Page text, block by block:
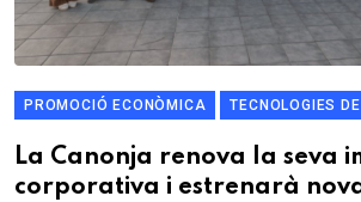
PROMOCIÓ ECONÒMICA TECNOLOGIES
La Canonja renova la seva
corporativa i estrenarà